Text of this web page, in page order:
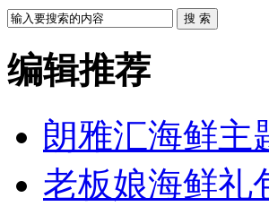
搜 索
编辑推荐
朗雅汇海鲜主
老板娘海鲜礼